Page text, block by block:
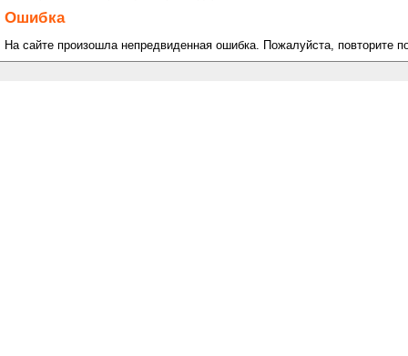
Ошибка
На сайте произошла непредвиденная ошибка. Пожалуйста, повторите